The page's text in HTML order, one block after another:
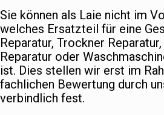
Sie können als Laie nicht im
welches Ersatzteil für eine
Reparatur, Trockner
Reparatur oder
ist. Dies stellen wir erst im
fachlichen Bewertung durch
verbindlich fest.